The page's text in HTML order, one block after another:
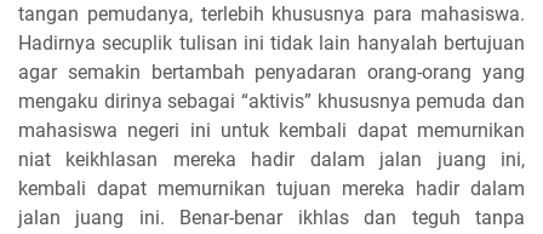
tangan pemudanya, terlebih khususnya para mahasiswa.
Hadirnya secuplik tulisan ini tidak lain hanyalah bertujuan
agar semakin bertambah penyadaran orang-orang yang
mengaku dirinya sebagai “aktivis” khususnya pemuda dan
mahasiswa negeri ini untuk kembali dapat memurnikan
niat keikhlasan mereka hadir dalam jalan juang ini,
kembali dapat memurnikan tujuan mereka hadir dalam
jalan juang ini. Benar-benar ikhlas dan teguh tanpa